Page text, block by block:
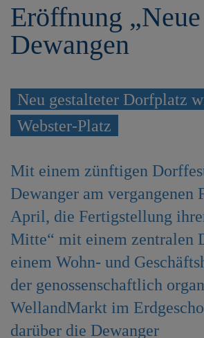
Eröffnung
Dewangen
Neu gestalteter Dorfplatz
Webster-Platz
Mit einem zünftigen
Dewanger am vergangenen
April, die Fertigstellung
Mitte“ mit einem zentralen
einem Wohn- und
der genossenschaftlich
WellandMarkt im
darüber die Dewanger